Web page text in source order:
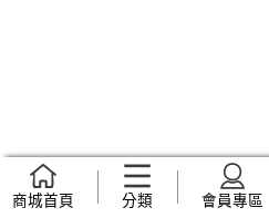
商城首頁 分類 會員專區